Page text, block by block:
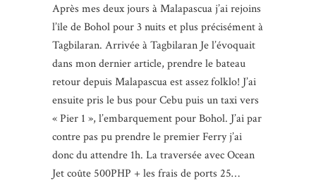
Après mes deux jours à Malapascua j’ai rejoins
l’île de Bohol pour 3 nuits et plus précisément à
Tagbilaran. Arrivée à Tagbilaran Je l’évoquait
dans mon dernier article, prendre le bateau
retour depuis Malapascua est assez folklo! J’ai
ensuite pris le bus pour Cebu puis un taxi vers
« Pier 1 », l’embarquement pour Bohol. J’ai par
contre pas pu prendre le premier Ferry j’ai
donc du attendre 1h. La traversée avec Ocean
Jet coûte 500PHP + les frais de ports 25…